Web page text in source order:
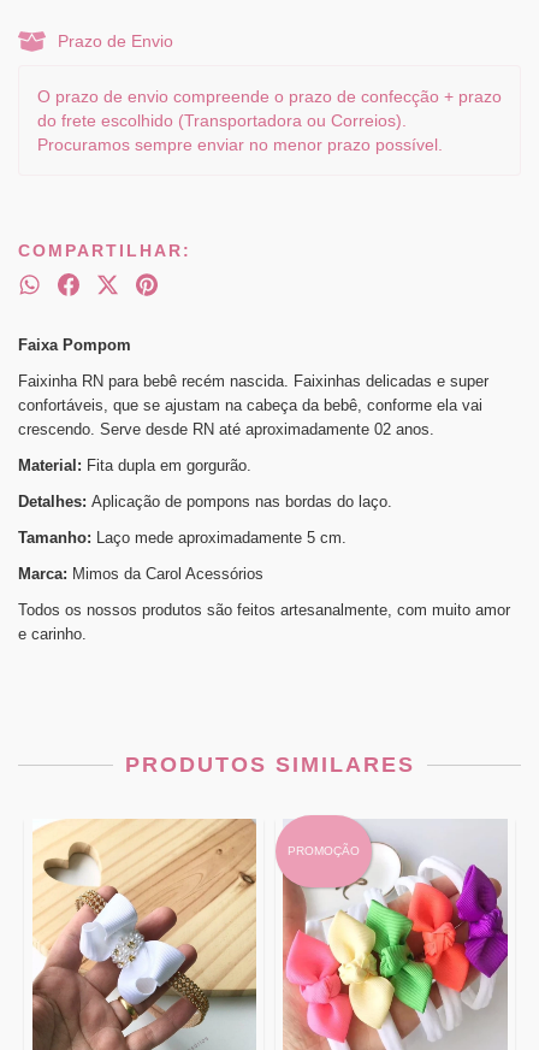
Prazo de Envio
O prazo de envio compreende o prazo de confecção + prazo
do frete escolhido (Transportadora ou Correios).
Procuramos sempre enviar no menor prazo possível.
COMPARTILHAR:
Faixa Pompom
Faixinha RN para bebê recém nascida. Faixinhas delicadas e super
confortáveis, que se ajustam na cabeça da bebê, conforme ela vai
crescendo. Serve desde RN até aproximadamente 02 anos.
Material: Fita dupla em gorgurão.
Detalhes: Aplicação de pompons nas bordas do laço.
Tamanho: Laço mede aproximadamente 5 cm.
Marca: Mimos da Carol Acessórios
Todos os nossos produtos são feitos artesanalmente, com muito amor
e carinho.
PRODUTOS SIMILARES
PROMOÇÃO